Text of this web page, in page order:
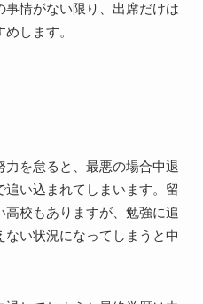
情がない限り、出席だけは
します。
を怠ると、最悪の場合中退
追い込まれてしまいます。留
校もありますが、勉強に追
い状況になってしまうと中